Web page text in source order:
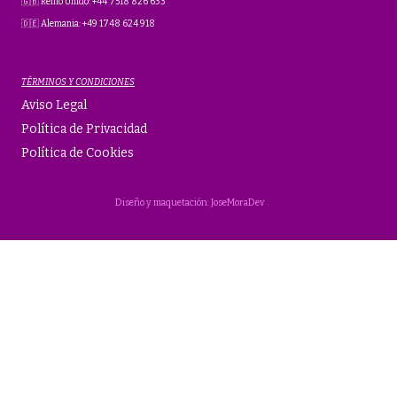
🇩🇪 Alemania: +49 1748 624 918
TÉRMINOS Y CONDICIONES
Aviso Legal
Política de Privacidad
Política de Cookies
Diseño y maquetación: JoseMoraDev